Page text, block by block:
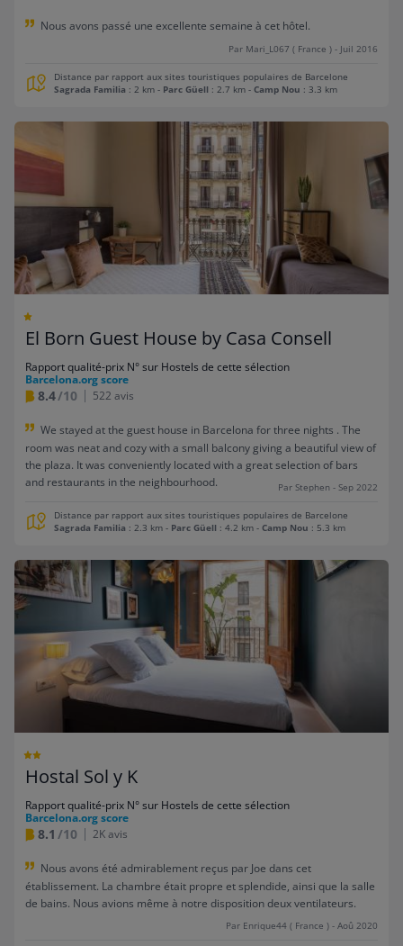
Nous avons passé une excellente semaine à cet hôtel.
Par Mari_L067 ( France ) - Juil 2016
Distance par rapport aux sites touristiques populaires de Barcelone
Sagrada Familia : 2 km - Parc Güell : 2.7 km - Camp Nou : 3.3 km
El Born Guest House by Casa Consell
Rapport qualité-prix N° sur Hostels de cette sélection
Barcelona.org score
8.4/10 522 avis
We stayed at the guest house in Barcelona for three nights . The
room was neat and cozy with a small balcony giving a beautiful view of
the plaza. It was conveniently located with a great selection of bars
and restaurants in the neighbourhood.
Par Stephen - Sep 2022
Distance par rapport aux sites touristiques populaires de Barcelone
Sagrada Familia : 2.3 km - Parc Güell : 4.2 km - Camp Nou : 5.3 km
Hostal Sol y K
Rapport qualité-prix N° sur Hostels de cette sélection
Barcelona.org score
8.1 /10 2K avis
Nous avons été admirablement reçus par Joe dans cet
établissement. La chambre était propre et splendide, ainsi que la salle
de bains. Nous avions même à notre disposition deux ventilateurs.
Par Enrique44 ( France ) - Aoû 2020